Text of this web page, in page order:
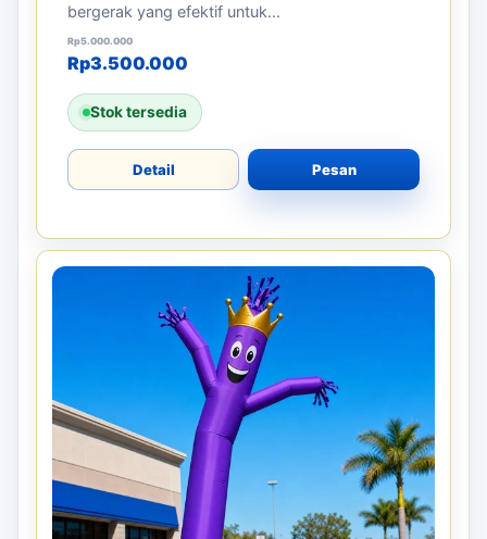
bergerak yang efektif untuk...
Rp5.000.000
Harga aslinya adalah: Rp5.000.000.
Rp3.500.000
Harga saat ini adalah: Rp3.500.000.
Stok tersedia
Detail Pesan